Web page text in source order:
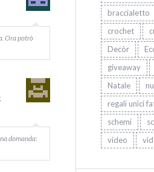
Ora potrò
domanda:
braccialetto
crochet
Decòr
giveaway
Natale
regali unici
schemi
video